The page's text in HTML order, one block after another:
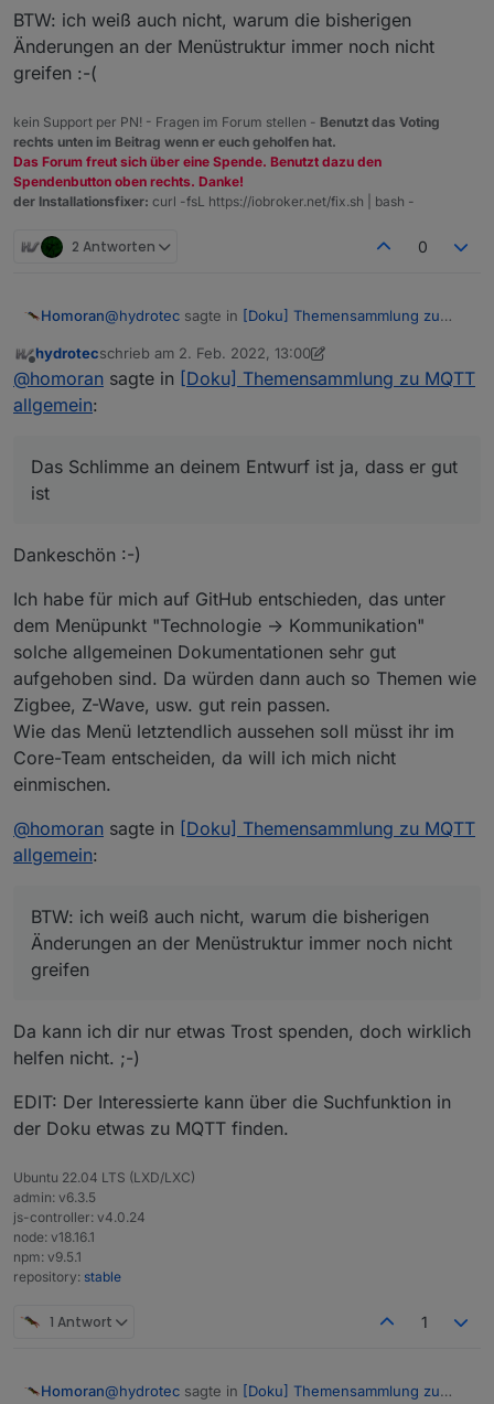
den Adaptern geworden ist
BTW: ich weiß auch nicht, warum die bisherigen
Änderungen an der Menüstruktur immer noch nicht
greifen :-(
kein Support per PN! - Fragen im Forum stellen - Benutzt das Voting
rechts unten im Beitrag wenn er euch geholfen hat.
Das Forum freut sich über eine Spende. Benutzt dazu den
Spendenbutton oben rechts. Danke!
der Installationsfixer: curl -fsL https://iobroker.net/fix.sh | bash -
2 Antworten 0
Homoran@hydrotec sagte in [Doku] Themensammlung zu
Eine allgemeine Dokumentation, und nicht auf
Eine Entscheidungshilfe was ein Interessierter User
für seine Fragestellung nehmen soll wäre wohl der
abgesehen davon, ob der Punkt noch eingeschoben
wirklich etwas sagt, bleibt dahingestellt.
Was außer MQTT sollte dann da noch drunter fallen?
Offline
hydrotecschrieb am 2. Feb. 2022, 13:00
zuletzt editiert von hydrotec2. Feb. 2022, 14:01
@homoran sagte in [Doku] Themensammlung zu MQTT
allgemein:
Das Schlimme an deinem Entwurf ist ja, dass er gut
ist
Dankeschön :-)
Ich habe für mich auf GitHub entschieden, das unter
dem Menüpunkt "Technologie -> Kommunikation"
solche allgemeinen Dokumentationen sehr gut
aufgehoben sind. Da würden dann auch so Themen wie
Zigbee, Z-Wave, usw. gut rein passen.
Wie das Menü letztendlich aussehen soll müsst ihr im
Core-Team entscheiden, da will ich mich nicht
einmischen.
@homoran sagte in [Doku] Themensammlung zu MQTT
allgemein:
BTW: ich weiß auch nicht, warum die bisherigen
Änderungen an der Menüstruktur immer noch nicht
greifen
Da kann ich dir nur etwas Trost spenden, doch wirklich
helfen nicht. ;-)
EDIT: Der Interessierte kann über die Suchfunktion in
der Doku etwas zu MQTT finden.
Ubuntu 22.04 LTS (LXD/LXC)
admin: v6.3.5
js-controller: v4.0.24
node: v18.16.1
npm: v9.5.1
repository: stable
1 Antwort 1
Homoran@hydrotec sagte in [Doku] Themensammlung zu